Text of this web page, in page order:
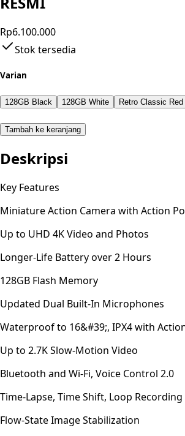
Rp6.100.000
Stok tersedia
Varian
128GB Black 128GB White Retro Classic Red
Tambah ke keranjang
Deskripsi
Key Features
Miniature Action Camera with Action
Up to UHD 4K Video and Photos
Longer-Life Battery over 2 Hours
128GB Flash Memory
Updated Dual Built-In Microphones
Waterproof to 16&#39;, IPX4 with
Up to 2.7K Slow-Motion Video
Bluetooth and Wi-Fi, Voice Control 2.0
Time-Lapse, Time Shift, Loop Recording
Flow-State Image Stabilization